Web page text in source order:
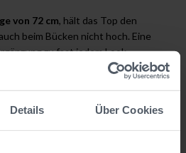
Details Über Cookies
von 72 cm, hält das Top den
beim Bücken nicht hoch. Eine
zu fast jedem Look.